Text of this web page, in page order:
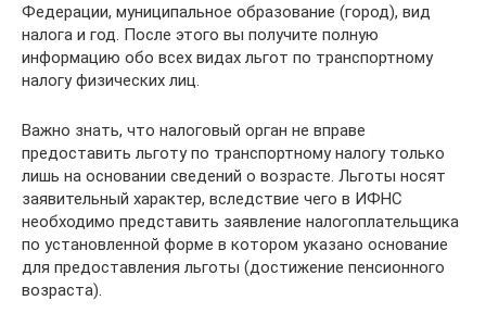
Федерации, муниципальное образование (город), вид
налога и год. После этого вы получите полную
информацию обо всех видах льгот по транспортному
налогу физических лиц.
Важно знать, что налоговый орган не вправе
предоставить льготу по транспортному налогу только
лишь на основании сведений о возрасте. Льготы носят
заявительный характер, вследствие чего в ИФНС
необходимо представить заявление налогоплательщика
по установленной форме в котором указано основание
для предоставления льготы (достижение пенсионного
возраста).